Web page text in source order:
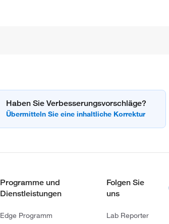
Haben Sie Verbesserungsvorschläge?
Programme und
Dienstleistungen
Edge Programm
Folgen Sie
uns
Lab Reporter